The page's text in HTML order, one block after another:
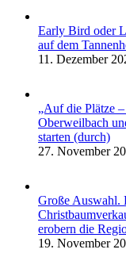
Early Bird oder
auf dem
11. Dezember
„Auf die Plätze
Oberweilbach
starten (durch)
27. November
Große Auswahl.
erobern die
19. November